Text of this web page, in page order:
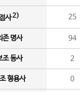
사2) 25
존 명사 94
조 동사 2
형용사 0